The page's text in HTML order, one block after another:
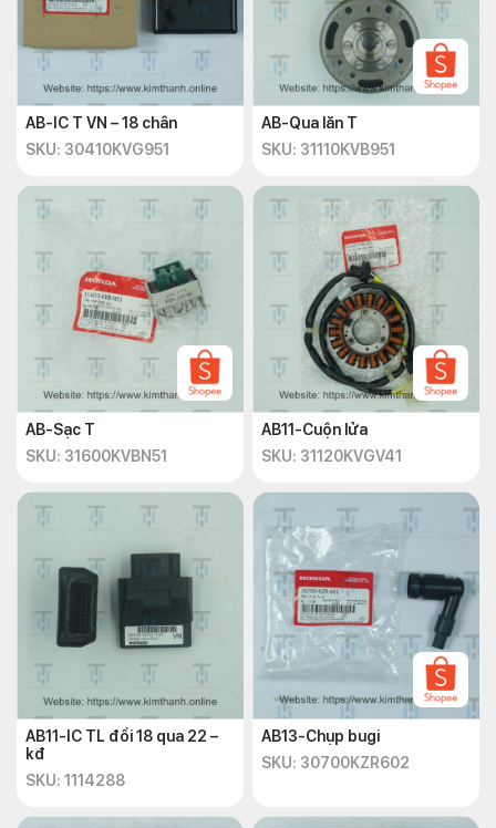
AB-IC T VN – 18 chân
SKU: 30410KVG951
AB-Qua lăn T
SKU: 31110KVB951
AB-Sạc T
SKU: 31600KVBN51
AB11-Cuộn lửa
SKU: 31120KVGV41
AB11-IC TL đổi 18 qua 22 –
kđ
SKU: 1114288
AB13-Chụp bugi
SKU: 30700KZR602